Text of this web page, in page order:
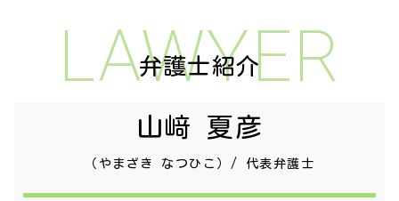
LAWYER
弁護士紹介
山﨑 夏彦
（やまざき なつひこ）/ 代表弁護士